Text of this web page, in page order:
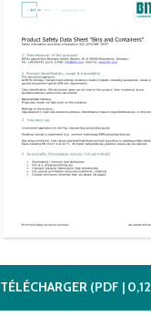
TÉLÉCHARGER (PDF | 0,12